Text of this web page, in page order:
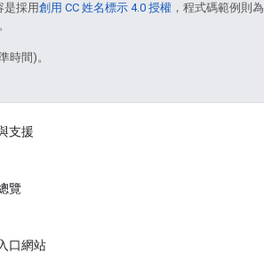
是採用創用 CC 姓名標示 4.0 授權 ，程式碼範例則為
時間)。
支援
覽
口網站